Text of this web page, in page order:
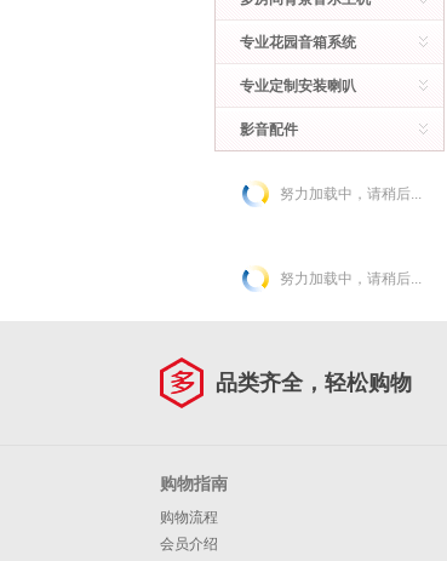
专业花园音箱系统
专业定制安装喇叭
影音配件
努力加载中，请稍后...
努力加载中，请稍后...
品类齐全，轻松购物
购物指南
购物流程
会员介绍